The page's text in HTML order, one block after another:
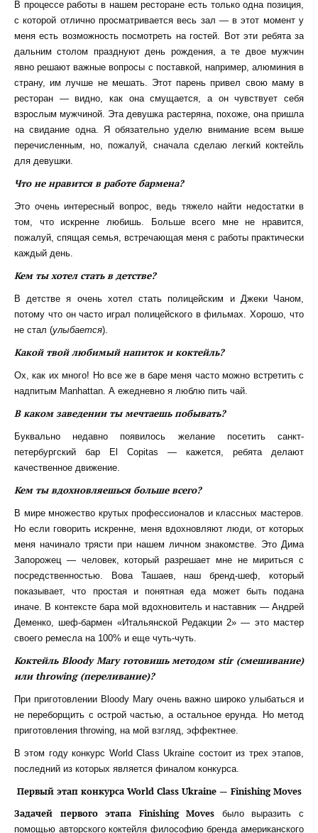
В процессе работы в нашем ресторане есть только одна позиция,
с которой отлично просматривается весь зал — в этот момент у
меня есть возможность посмотреть на гостей. Вот эти ребята за
дальним столом празднуют день рождения, а те двое мужчин
явно решают важные вопросы с поставкой, например, алюминия в
страну, им лучше не мешать. Этот парень привел свою маму в
ресторан — видно, как она смущается, а он чувствует себя
взрослым мужчиной. Эта девушка растеряна, похоже, она пришла
на свидание одна. Я обязательно уделю внимание всем выше
перечисленным, но, пожалуй, сначала сделаю легкий коктейль
для девушки.
Что не нравится в работе бармена?
Это очень интересный вопрос, ведь тяжело найти недостатки в
том, что искренне любишь. Больше всего мне не нравится,
пожалуй, спящая семья, встречающая меня с работы практически
каждый день.
Кем ты хотел стать в детстве?
В детстве я очень хотел стать полицейским и Джеки Чаном,
потому что он часто играл полицейского в фильмах. Хорошо, что
не стал (улыбается).
Какой твой любимый напиток и коктейль?
Ох, как их много! Но все же в баре меня часто можно встретить с
надпитым Manhattan. А ежедневно я люблю пить чай.
В каком заведении ты мечтаешь побывать?
Буквально недавно появилось желание посетить санкт-
петербургский бар El Copitas — кажется, ребята делают
качественное движение.
Кем ты вдохновляешься больше всего?
В мире множество крутых профессионалов и классных мастеров.
Но если говорить искренне, меня вдохновляют люди, от которых
меня начинало трясти при нашем личном знакомстве. Это Дима
Запорожец — человек, который разрешает мне не мириться с
посредственностью. Вова Ташаев, наш бренд-шеф, который
показывает, что простая и понятная еда может быть подана
иначе. В контексте бара мой вдохновитель и наставник — Андрей
Деменко, шеф-бармен «Итальянской Редакции 2» — это мастер
своего ремесла на 100% и еще чуть-чуть.
Коктейль Bloody Mary готовишь методом stir (смешивание)
или throwing (переливание)?
При приготовлении Bloody Mary очень важно широко улыбаться и
не переборщить с острой частью, а остальное ерунда. Но метод
приготовления throwing, на мой взгляд, эффектнее.
В этом году конкурс World Class Ukraine состоит из трех этапов,
последний из которых является финалом конкурса.
Первый этап конкурса World Class Ukraine — Finishing Moves
Задачей первого этапа Finishing Moves было выразить с
помощью авторского коктейля философию бренда американского